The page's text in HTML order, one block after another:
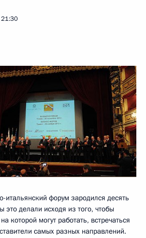
21:30
итальянский форум зародился десять
это делали исходя из того, чтобы
которой могут работать, встречаться
самых разных направлений.